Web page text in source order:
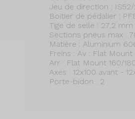
Jeu de direction :
Boitier de pédalier :
Tige de selle : 27,2 mm
Sections pneus max :
Matière : Aluminium
Freins : Av : Flat
Arr : Flat Mount 160/
Axes : 12x100 avant -
Porte-bidon : 2